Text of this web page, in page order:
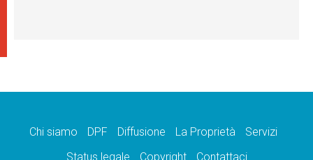
Chi siamo DPF Diffusione La Proprietà
Servizi
Status legale
Copyright Contattaci